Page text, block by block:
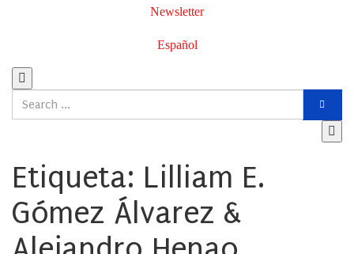
Newsletter
Español
Etiqueta: Lilliam E.
Gómez Álvarez &